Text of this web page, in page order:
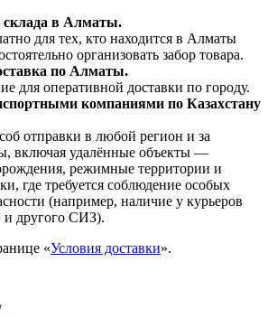
в Алматы.
для тех, кто находится в Алматы
организовать забор товара.
по Алматы.
для оперативной доставки по городу.
компаниями по Казахстану
отправки в любой регион и за
включая удалённые объекты —
режимные территории и
где требуется соблюдение особых
(например, наличие у курьеров
и другого СИЗ).
«Условия доставки».